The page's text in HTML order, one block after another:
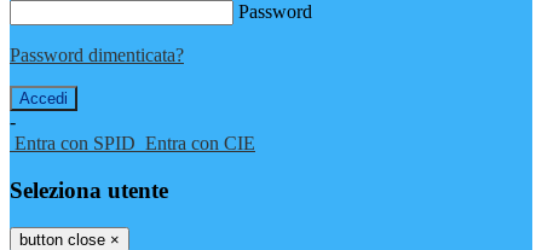
Password
Password dimenticata?
-
Entra con SPID Entra con CIE
Seleziona utente
button close ×